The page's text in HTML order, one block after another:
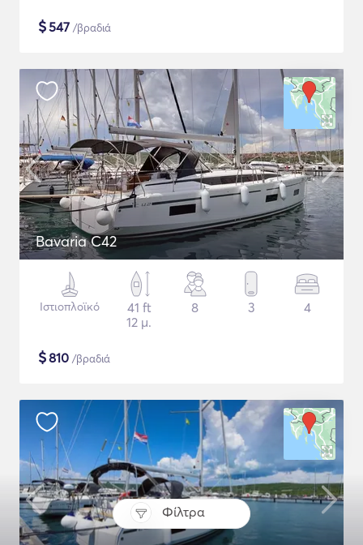
Φίλτρα
$547 /βραδιά
Bavaria C42
Ιστιοπλοϊκό
41 ft
12 μ.
8 3 4
$810 /βραδιά